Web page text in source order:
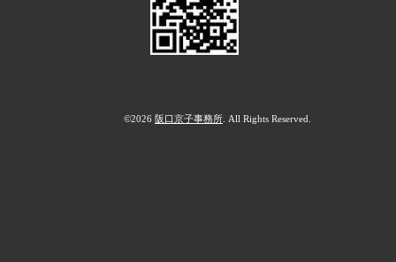
©2026 阪口京子事務所 . All Rights Reserved.